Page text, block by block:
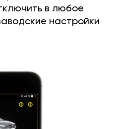
в любое
настройки